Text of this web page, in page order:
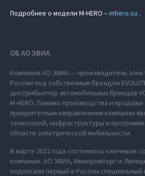
Подробнее о модели M‑HERO –mhero.su .
ОБ АО ЭВИА
Компания АО ЭВИА — производитель
России под собственным брендом
дистрибьютор автомобильных брендов
M‑HERO. Помимо производства и
приоритетным направлением компании
технологий, инфраструктуры и
области электрической мобильности.
В марте 2022 года состоялось ключевое
компании: АО ЭВИА, Минпромторг и
подписали первый в России